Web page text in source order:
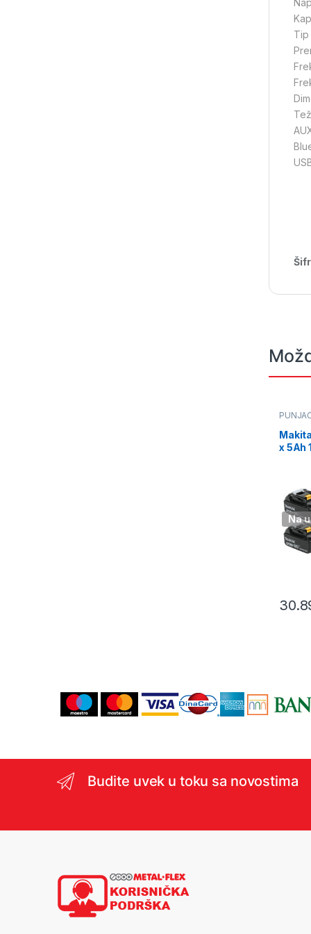
Tip
Na
x 5Ah
Budite uvek u toku sa novostima